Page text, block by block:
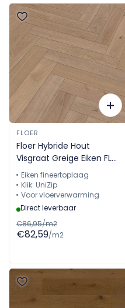
FLOER
Floer Hybride Hout
Visgraat Greige Eiken FLR-
5018
Eiken fineertoplaag
Klik: UniZip
Voor vloerverwarming
Direct leverbaar
€86,95/m2
€82,59/m2